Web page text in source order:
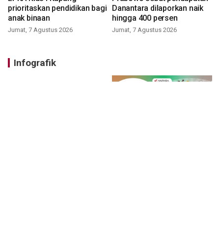
prioritaskan pendidikan bagi
anak binaan
Jumat, 7 Agustus 2026
Danantara dilaporkan naik
hingga 400 persen
Jumat, 7 Agustus 2026
Infografik